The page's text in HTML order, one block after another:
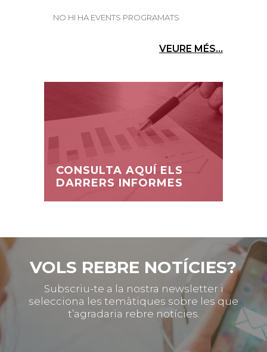
NO HI HA EVENTS PROGRAMATS
VEURE MÉS...
CONSULTA AQUÍ ELS
DARRERS INFORMES
VOLS REBRE NOTÍCIES?
Subscriu-te a la nostra newsletter i
selecciona les temàtiques sobre les que
t’agradaria rebre notícies.